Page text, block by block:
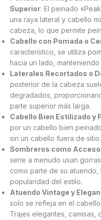
Superior: El peinado
una raya lateral y cabello
cabeza, lo que permite
Cabello con Pomada o
característico, se utiliza
hacia un lado,
Laterales Recortados o
posterior de la cabeza
degradados,
parte superior más larga.
Cabello Bien Estilizado y
por un cabello bien
sin un cabello fuera de sitio.
Sombreros como
serie a menudo usan
como parte de su
popularidad del estilo.
Atuendo Vintage y
solo se refleja en el
Trajes elegantes, camisas,